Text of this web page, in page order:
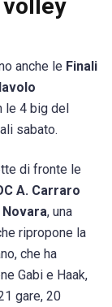
volley
anche le Finali
le 4 big del
sabato.
di fronte le
A. Carraro
, una
ripropone la
che ha
Gabi e Haak,
gare, 20